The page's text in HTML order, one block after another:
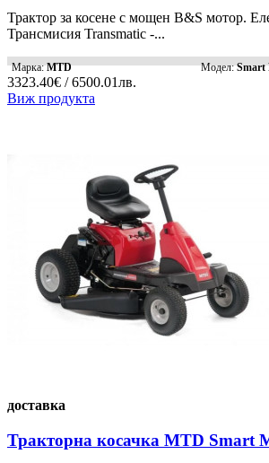
Трактор за косене с мощен B&S мотор.
Трансмисия Transmatic -...
Марка:MTD Модел:Smart
3323.40€ / 6500.01лв.
Виж продукта
доставка
Тракторна косачка MTD Smart